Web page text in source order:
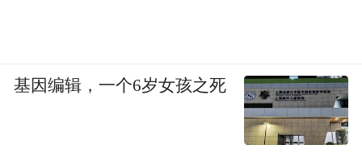
基因编辑，一个6岁女孩之死